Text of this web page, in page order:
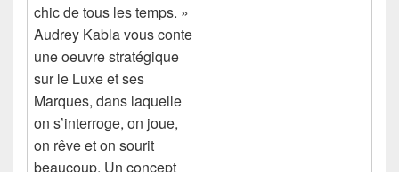
chic de tous les temps. »
Audrey Kabla vous conte
une oeuvre stratégique
sur le Luxe et ses
Marques, dans laquelle
on s’interroge, on joue,
on rêve et on sourit
beaucoup. Un concept